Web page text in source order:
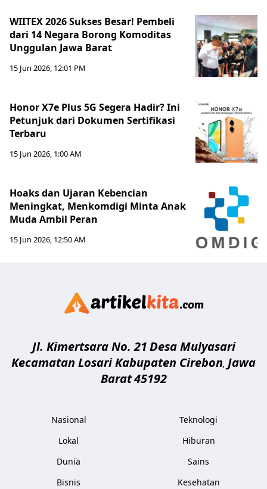
WIITEX 2026 Sukses Besar! Pembeli
dari 14 Negara Borong Komoditas
Unggulan Jawa Barat
15 Jun 2026, 12:01 PM
Honor X7e Plus 5G Segera Hadir? Ini
Petunjuk dari Dokumen Sertifikasi
Terbaru
15 Jun 2026, 1:00 AM
Hoaks dan Ujaran Kebencian
Meningkat, Menkomdigi Minta Anak
Muda Ambil Peran
15 Jun 2026, 12:50 AM
Jl. Kimertsara No. 21Desa Mulyasari
Kecamatan Losari Kabupaten Cirebon, Jawa
Barat45192
Nasional
Lokal
Dunia
Bisnis
Teknologi
Hiburan
Sains
Kesehatan